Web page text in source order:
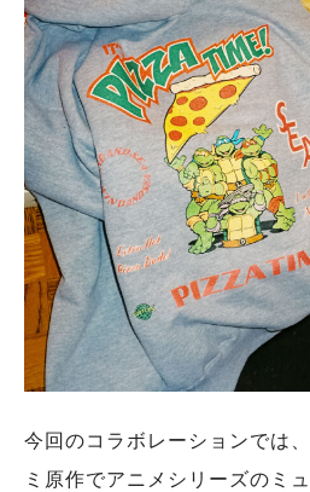
今回のコラボレーションでは
ミ原作でアニメシリーズのミ